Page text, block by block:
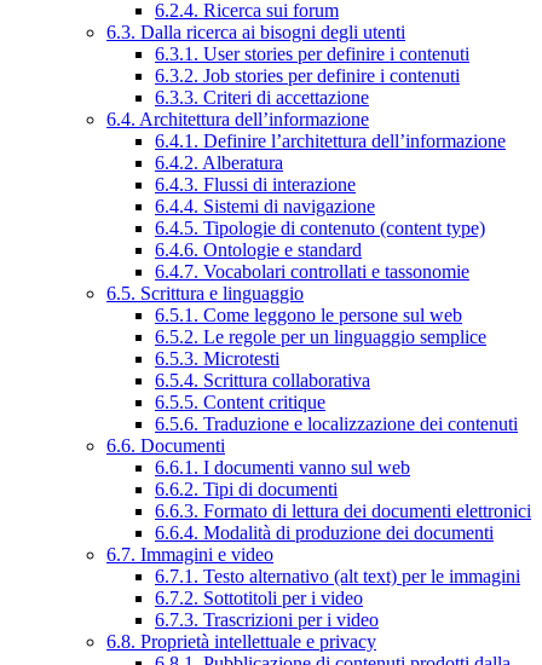
6.2.4. Ricerca sui forum
6.3. Dalla ricerca ai bisogni degli utenti
6.3.1. User stories per definire i contenuti
6.3.2. Job stories per definire i contenuti
6.3.3. Criteri di accettazione
6.4. Architettura dell’informazione
6.4.1. Definire l’architettura dell’informazione
6.4.2. Alberatura
6.4.3. Flussi di interazione
6.4.4. Sistemi di navigazione
6.4.5. Tipologie di contenuto (content type)
6.4.6. Ontologie e standard
6.4.7. Vocabolari controllati e tassonomie
6.5. Scrittura e linguaggio
6.5.1. Come leggono le persone sul web
6.5.2. Le regole per un linguaggio semplice
6.5.3. Microtesti
6.5.4. Scrittura collaborativa
6.5.5. Content critique
6.5.6. Traduzione e localizzazione dei contenuti
6.6. Documenti
6.6.1. I documenti vanno sul web
6.6.2. Tipi di documenti
6.6.3. Formato di lettura dei documenti elettronici
6.6.4. Modalità di produzione dei documenti
6.7. Immagini e video
6.7.1. Testo alternativo (alt text) per le immagini
6.7.2. Sottotitoli per i video
6.7.3. Trascrizioni per i video
6.8. Proprietà intellettuale e privacy